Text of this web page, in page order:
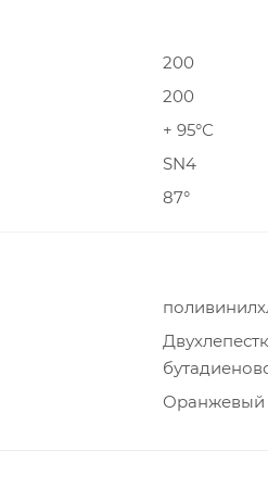
200
200
+ 95°С
SN4
87°
Оранжевый